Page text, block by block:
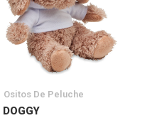
Ositos De Peluche
DOGGY